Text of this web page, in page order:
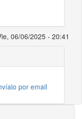
06/06/2025 - 20:41
por email